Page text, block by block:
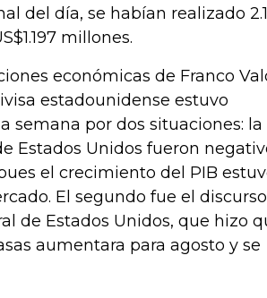
del día, se habían realizado
millones.
económicas de Franco
estadounidense estuvo
semana por dos situaciones:
Estados Unidos fueron
el crecimiento del PIB
El segundo fue el
de Estados Unidos, que hizo
aumentara para agosto y se